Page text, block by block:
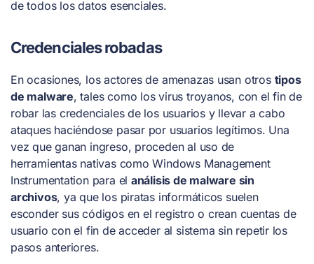
de todos los datos esenciales.
Credenciales robadas
En ocasiones, los actores de amenazas usan otros tipos
de malware, tales como los virus troyanos, con el fin de
robar las credenciales de los usuarios y llevar a cabo
ataques haciéndose pasar por usuarios legítimos. Una
vez que ganan ingreso, proceden al uso de
herramientas nativas como Windows Management
Instrumentation para el análisis de malware sin
archivos, ya que los piratas informáticos suelen
esconder sus códigos en el registro o crean cuentas de
usuario con el fin de acceder al sistema sin repetir los
pasos anteriores.